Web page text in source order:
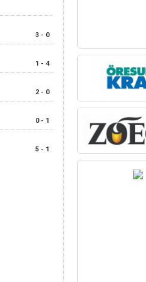
3 - 0
1 - 4
2 - 0
0 - 1
5 - 1